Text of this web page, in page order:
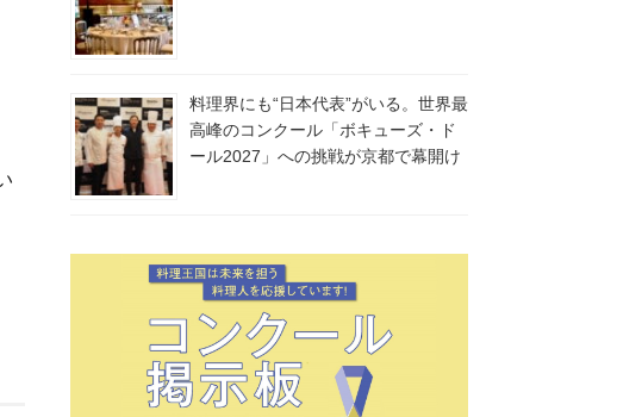
料理界にも“日本代表”がいる。世界最
高峰のコンクール「ボキューズ・ド
ール2027」への挑戦が京都で幕開け